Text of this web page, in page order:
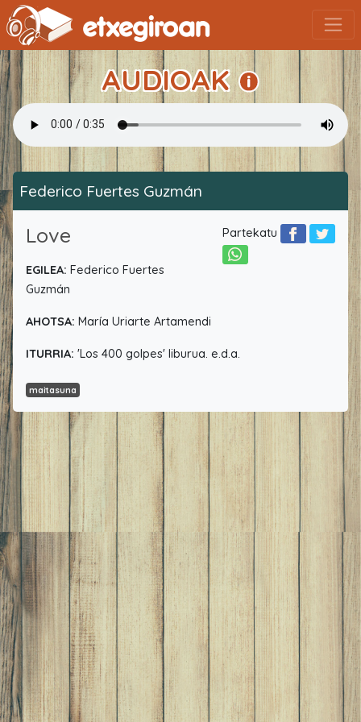
AUDIOAK
Federico Fuertes Guzmán
Partekatu
Love
EGILEA: Federico Fuertes
Guzmán
AHOTSA: María Uriarte Artamendi
ITURRIA: 'Los 400 golpes' liburua. e.d.a.
maitasuna